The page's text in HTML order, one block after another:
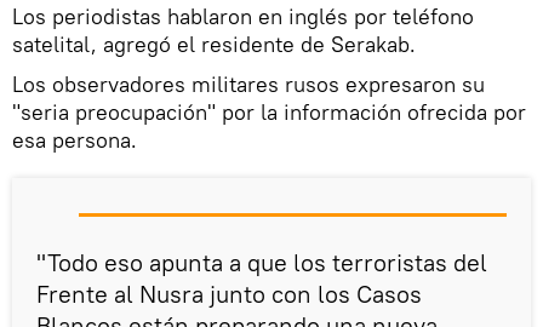
Los periodistas hablaron en inglés por teléfono
satelital, agregó el residente de Serakab.
Los observadores militares rusos expresaron su
"seria preocupación" por la información ofrecida por
esa persona.
"Todo eso apunta a que los terroristas del
Frente al Nusra junto con los Casos